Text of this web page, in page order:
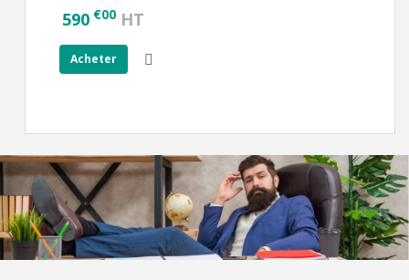
590 €00 HT
Acheter